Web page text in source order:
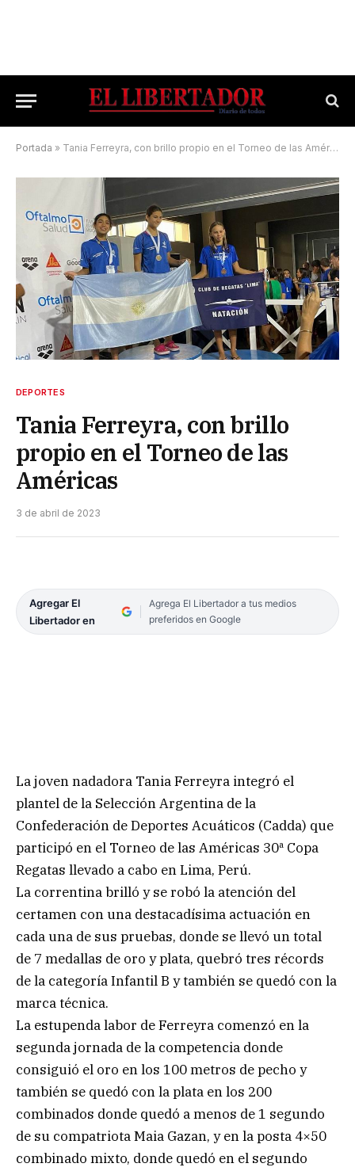
Portada » Tania Ferreyra, con brillo propio en el Torneo de las Américas
DEPORTES
Tania Ferreyra, con brillo
propio en el Torneo de las
Américas
3 de abril de 2023
Agregar El
Libertador en
Agrega El Libertador a tus medios
preferidos en Google
La joven nadadora Tania Ferreyra integró el
plantel de la Selección Argentina de la
Confederación de Deportes Acuáticos (Cadda) que
participó en el Torneo de las Américas 30ª Copa
Regatas llevado a cabo en Lima, Perú.
La correntina brilló y se robó la atención del
certamen con una destacadísima actuación en
cada una de sus pruebas, donde se llevó un total
de 7 medallas de oro y plata, quebró tres récords
de la categoría Infantil B y también se quedó con la
marca técnica.
La estupenda labor de Ferreyra comenzó en la
segunda jornada de la competencia donde
consiguió el oro en los 100 metros de pecho y
también se quedó con la plata en los 200
combinados donde quedó a menos de 1 segundo
de su compatriota Maia Gazan, y en la posta 4×50
combinado mixto, donde quedó en el segundo